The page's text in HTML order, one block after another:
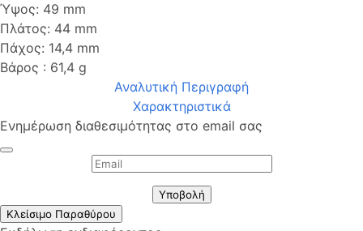
Ύψος: 49 mm
Πλάτος: 44 mm
Πάχος: 14,4 mm
Βάρος : 61,4 g
Αναλυτική Περιγραφή
Χαρακτηριστικά
Ενημέρωση διαθεσιμότητας στο email σας
Υποβολή
Κλείσιμο Παραθύρου